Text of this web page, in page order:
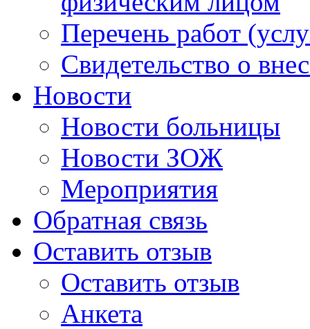
Перечень работ
Свидетельство о
Новости
Новости больницы
Новости ЗОЖ
Мероприятия
Обратная связь
Оставить отзыв
Оставить отзыв
Анкета